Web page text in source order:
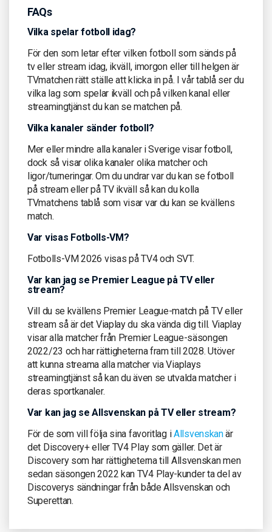
FAQs
Vilka spelar fotboll idag?
För den som letar efter vilken fotboll som sänds på
tv eller stream idag, ikväll, imorgon eller till helgen är
TVmatchen rätt ställe att klicka in på. I vår tablå ser du
vilka lag som spelar ikväll och på vilken kanal eller
streamingtjänst du kan se matchen på.
Vilka kanaler sänder fotboll?
Mer eller mindre alla kanaler i Sverige visar fotboll,
dock så visar olika kanaler olika matcher och
ligor/turneringar. Om du undrar var du kan se fotboll
på stream eller på TV ikväll så kan du kolla
TVmatchens tablå som visar var du kan se kvällens
match.
Var visas Fotbolls-VM?
Fotbolls-VM 2026 visas på TV4 och SVT.
Var kan jag se Premier League på TV eller
stream?
Vill du se kvällens Premier League-match på TV eller
stream så är det Viaplay du ska vända dig till. Viaplay
visar alla matcher från Premier League-säsongen
2022/23 och har rättigheterna fram till 2028. Utöver
att kunna streama alla matcher via Viaplays
streamingtjänst så kan du även se utvalda matcher i
deras sportkanaler.
Var kan jag se Allsvenskan på TV eller stream?
För de som vill följa sina favoritlag iAllsvenskanär
det Discovery+ eller TV4 Play som gäller. Det är
Discovery som har rättigheterna till Allsvenskan men
sedan säsongen 2022 kan TV4 Play-kunder ta del av
Discoverys sändningar från både Allsvenskan och
Superettan.